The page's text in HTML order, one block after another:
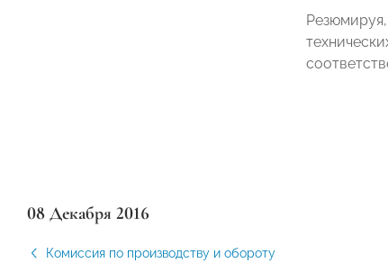
08 Декабря 2016
Комиссия по производству и обороту